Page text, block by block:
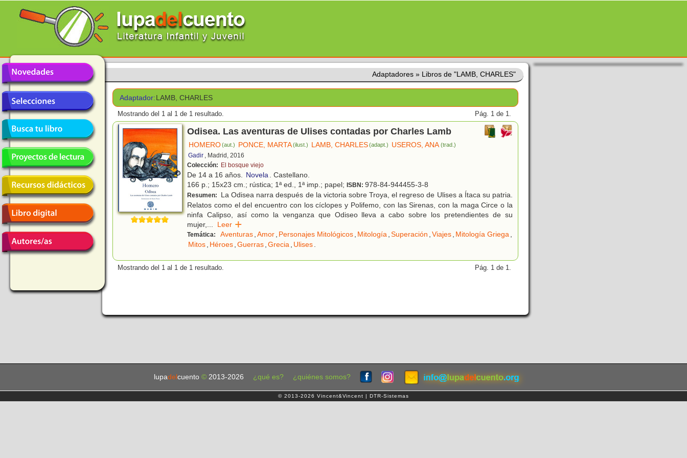
Adaptadores » Libros de "LAMB, CHARLES"
Adaptador: LAMB, CHARLES
Mostrando del 1 al 1 de 1 resultado. Pág. 1 de 1.
Odisea. Las aventuras de Ulises contadas por Charles Lamb
HOMERO(aut.) PONCE, MARTA(ilust.) LAMB, CHARLES (adapt.) USEROS, ANA (trad.)
Gadir , Madrid, 2016
Colección: El bosque viejo
De 14 a 16 años. Novela. Castellano.
166 p.; 15x23 cm.; rústica; 1ª ed., 1ª imp.; papel; ISBN: 978-84-944455-3-8
Resumen:
La Odisea narra después de la victoria sobre Troya, el regreso de Ulises a Ítaca su patria.
Relatos como el del encuentro con los cíclopes y Polifemo, con las Sirenas, con la maga Circe o la
ninfa Calipso, así como la venganza que Odiseo lleva a cabo sobre los pretendientes de su
mujer,... Leer
Temática: Aventuras,Amor, Personajes Mitológicos, Mitología,Superación ,Viajes, Mitología Griega,
Mitos, Héroes,Guerras,Grecia, Ulises.
Mostrando del 1 al 1 de 1 resultado. Pág. 1 de 1.
lupadel cuento © 2013-2026 ¿qué es? ¿quiénes somos?
© 2013-2026 Vincent&Vincent | DTR-Sistemas